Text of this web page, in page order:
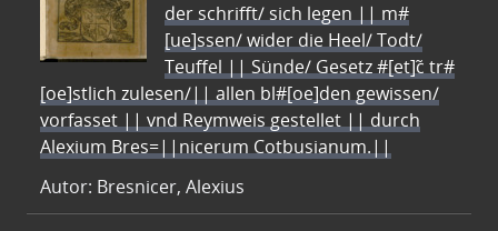
der schrifft/ sich legen || m#
[ue]ssen/ wider die Heel/ Todt/
Teuffel || Sünde/ Gesetz #[et]c̃ tr#
[oe]stlich zulesen/|| allen bl#[oe]den gewissen/
vorfasset || vnd Reymweis gestellet || durch
Alexium Bres=||nicerum Cotbusianum.||
Autor: Bresnicer, Alexius